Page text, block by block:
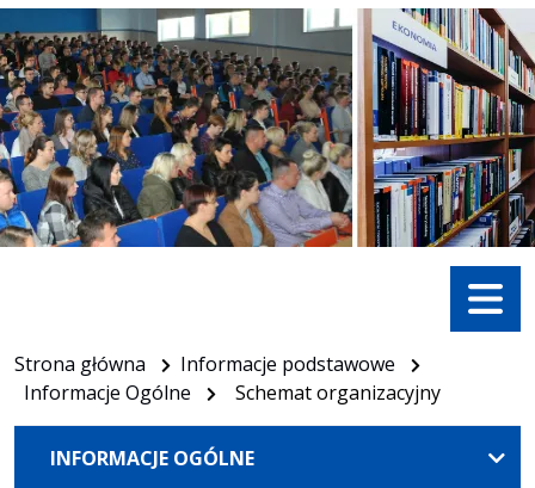
ciemną
Menu
Strona główna
Informacje podstawowe
Informacje Ogólne
Schemat organizacyjny
INFORMACJE OGÓLNE